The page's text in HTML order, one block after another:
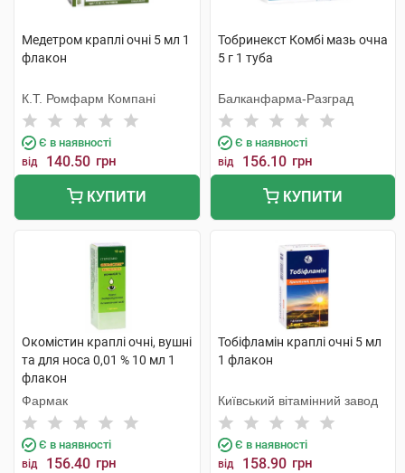
Медетром краплі очні 5 мл 1
флакон
К.Т. Ромфарм Компані
Є в наявності
від 140.50 грн
КУПИТИ
Тобринекст Комбі мазь очна
5 г 1 туба
Балканфарма-Разград
Є в наявності
від 156.10 грн
КУПИТИ
Окомістин краплі очні, вушні
та для носа 0,01 % 10 мл 1
флакон
Фармак
Є в наявності
від 156.40 грн
Тобіфламін краплі очні 5 мл
1 флакон
Київський вітамінний завод
Є в наявності
від 158.90 грн